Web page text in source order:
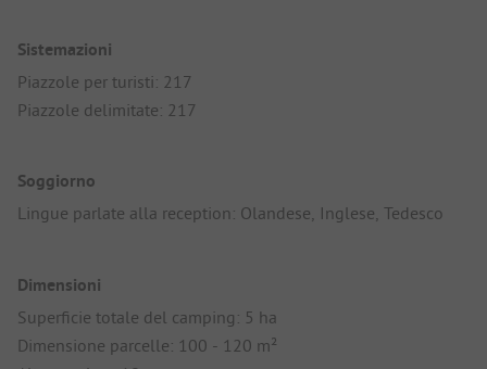
Sistemazioni
Piazzole per turisti: 217
Piazzole delimitate: 217
Soggiorno
Lingue parlate alla reception: Olandese, Inglese, Tedesco
Dimensioni
Superficie totale del camping: 5 ha
Dimensione parcelle: 100 - 120 m²